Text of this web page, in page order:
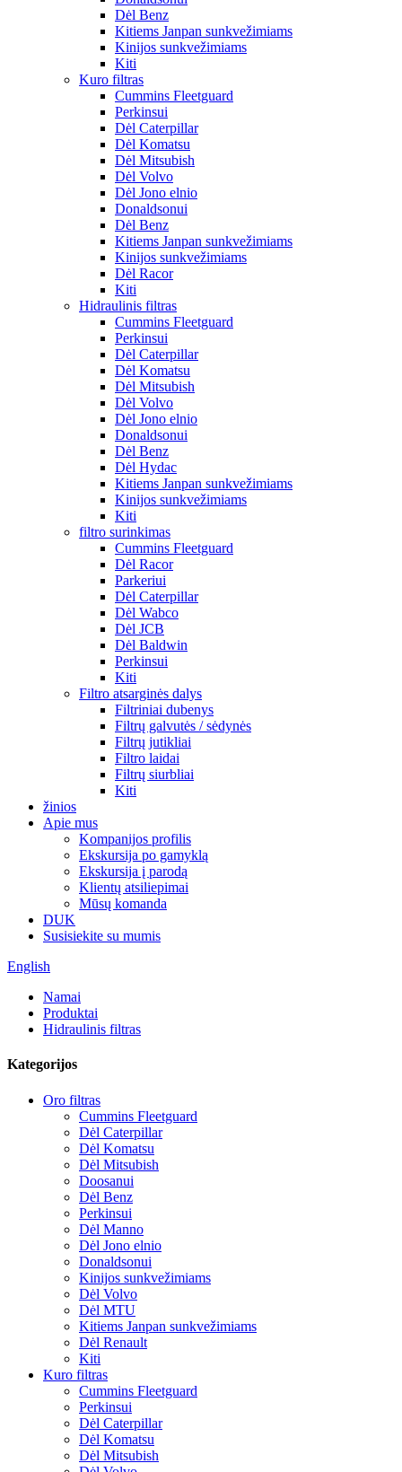
Dėl Benz
Kitiems Janpan sunkvežimiams
Kinijos sunkvežimiams
Kiti
Kuro filtras
Cummins Fleetguard
Perkinsui
Dėl Caterpillar
Dėl Komatsu
Dėl Mitsubish
Dėl Volvo
Dėl Jono elnio
Donaldsonui
Dėl Benz
Kitiems Janpan sunkvežimiams
Kinijos sunkvežimiams
Dėl Racor
Kiti
Hidraulinis filtras
Cummins Fleetguard
Perkinsui
Dėl Caterpillar
Dėl Komatsu
Dėl Mitsubish
Dėl Volvo
Dėl Jono elnio
Donaldsonui
Dėl Benz
Dėl Hydac
Kitiems Janpan sunkvežimiams
Kinijos sunkvežimiams
Kiti
filtro surinkimas
Cummins Fleetguard
Dėl Racor
Parkeriui
Dėl Caterpillar
Dėl Wabco
Dėl JCB
Dėl Baldwin
Perkinsui
Kiti
Filtro atsarginės dalys
Filtriniai dubenys
Filtrų galvutės / sėdynės
Filtrų jutikliai
Filtro laidai
Filtrų siurbliai
Kiti
žinios
Apie mus
Kompanijos profilis
Ekskursija po gamyklą
Ekskursija į parodą
Klientų atsiliepimai
Mūsų komanda
DUK
Susisiekite su mumis
English
Namai
Produktai
Hidraulinis filtras
Kategorijos
Oro filtras
Cummins Fleetguard
Dėl Caterpillar
Dėl Komatsu
Dėl Mitsubish
Doosanui
Dėl Benz
Perkinsui
Dėl Manno
Dėl Jono elnio
Donaldsonui
Kinijos sunkvežimiams
Dėl Volvo
Dėl MTU
Kitiems Janpan sunkvežimiams
Dėl Renault
Kiti
Kuro filtras
Cummins Fleetguard
Perkinsui
Dėl Caterpillar
Dėl Komatsu
Dėl Mitsubish